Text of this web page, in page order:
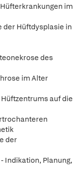
im
der Hüftdysplasie in
des
im Alter
auf die
der
Indikation, Planung,